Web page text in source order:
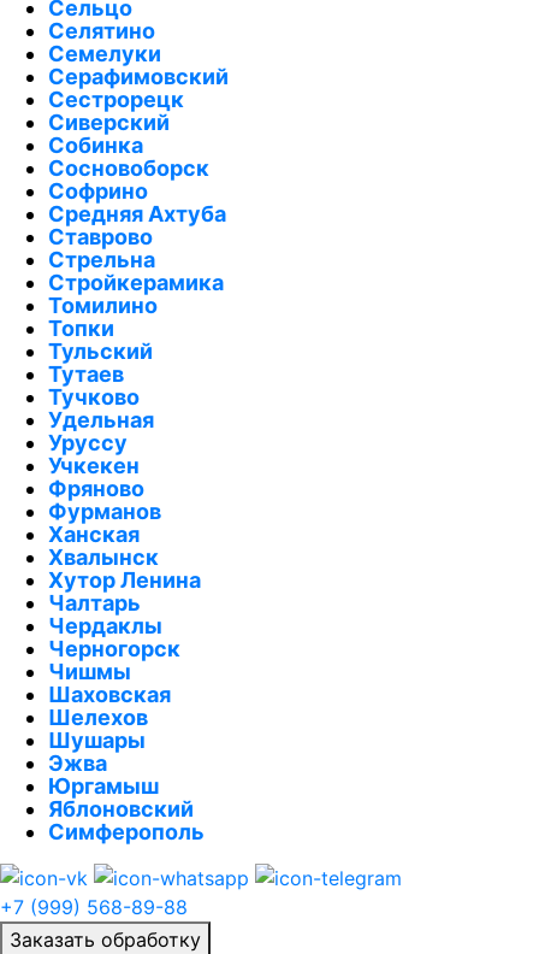
Сельцо
Селятино
Семелуки
Серафимовский
Сестрорецк
Сиверский
Собинка
Сосновоборск
Софрино
Средняя Ахтуба
Ставрово
Стрельна
Стройкерамика
Томилино
Топки
Тульский
Тутаев
Тучково
Удельная
Уруссу
Учкекен
Фряново
Фурманов
Ханская
Хвалынск
Хутор Ленина
Чалтарь
Чердаклы
Черногорск
Чишмы
Шаховская
Шелехов
Шушары
Эжва
Юргамыш
Яблоновский
Симферополь
+7 (999) 568-89-88
Заказать обработку